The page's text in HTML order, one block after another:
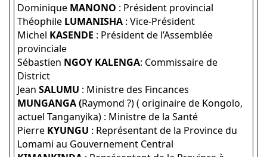
Dominique MANONO : Président provincial
Théophile LUMANISHA : Vice-Président
Michel KASENDE : Président de l’Assemblée
provinciale
Sébastien NGOY KALENGA: Commissaire de
District
JeanSALUMU : Ministre des Fincances
MUNGANGA (Raymond ?) ( originaire de Kongolo,
actuel Tanganyika) : Ministre de la Santé
Pierre KYUNGU : Représentant de la Province du
Lomami au Gouvernement Central